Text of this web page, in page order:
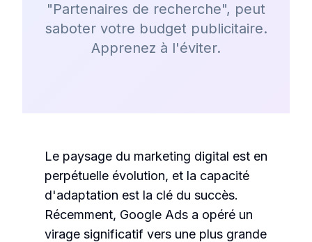
"Partenaires de recherche", peut
saboter votre budget publicitaire.
Apprenez à l'éviter.
Le paysage du marketing digital est en
perpétuelle évolution, et la capacité
d'adaptation est la clé du succès.
Récemment, Google Ads a opéré un
virage significatif vers une plus grande